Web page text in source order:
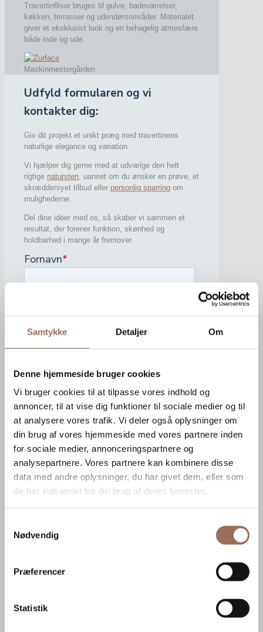
Samtykke Detaljer Om
Denne hjemmeside bruger cookies
Vi bruger cookies til at tilpasse vores indhold og
annoncer, til at vise dig funktioner til sociale medier og til
at analysere vores trafik. Vi deler også oplysninger om
din brug af vores hjemmeside med vores partnere inden
for sociale medier, annonceringspartnere og
analysepartnere. Vores partnere kan kombinere disse
data med andre oplysninger, du har givet dem, eller som
de har indsamlet fra din brug af deres tjenester.
Nødvendig
Præferencer
Statistik
Travertinfliser bruges til gulve, badeværelser,
køkken, terrasser og udendørsområder. Materialet
giver et eksklusivt look og en behagelig atmosfære
både inde og ude.
Maskinmestergården
Udfyld formularen og vi
kontakter dig:
Giv dit projekt et unikt præg med travertinens
naturlige elegance og variation.
Vi hjælper dig gerne med at udvælge den helt
rigtige natursten, uanset om du ønsker en prøve, et
skræddersyet tilbud eller personlig sparring om
mulighederne.
Del dine idéer med os, så skaber vi sammen et
resultat, der forener funktion, skønhed og
holdbarhed i mange år fremover.